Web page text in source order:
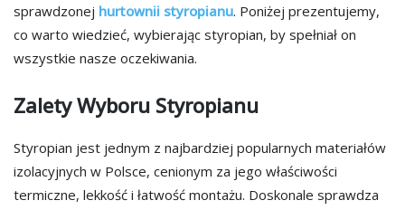
sprawdzonej hurtownii styropianu. Poniżej prezentujemy,
co warto wiedzieć, wybierając styropian, by spełniał on
wszystkie nasze oczekiwania.
Zalety Wyboru Styropianu
Styropian jest jednym z najbardziej popularnych materiałów
izolacyjnych w Polsce, cenionym za jego właściwości
termiczne, lekkość i łatwość montażu. Doskonale sprawdza